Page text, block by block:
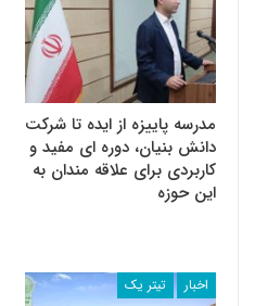
مدرسه پاییزه از ایده تا شرکت
دانش بنیان، دوره ای مفید و
کاربردی برای علاقه مندان به
این حوزه
اخبار تیتر یک